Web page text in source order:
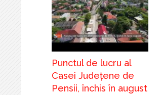
Punctul de lucru al
Casei Județene de
Pensii, închis în august